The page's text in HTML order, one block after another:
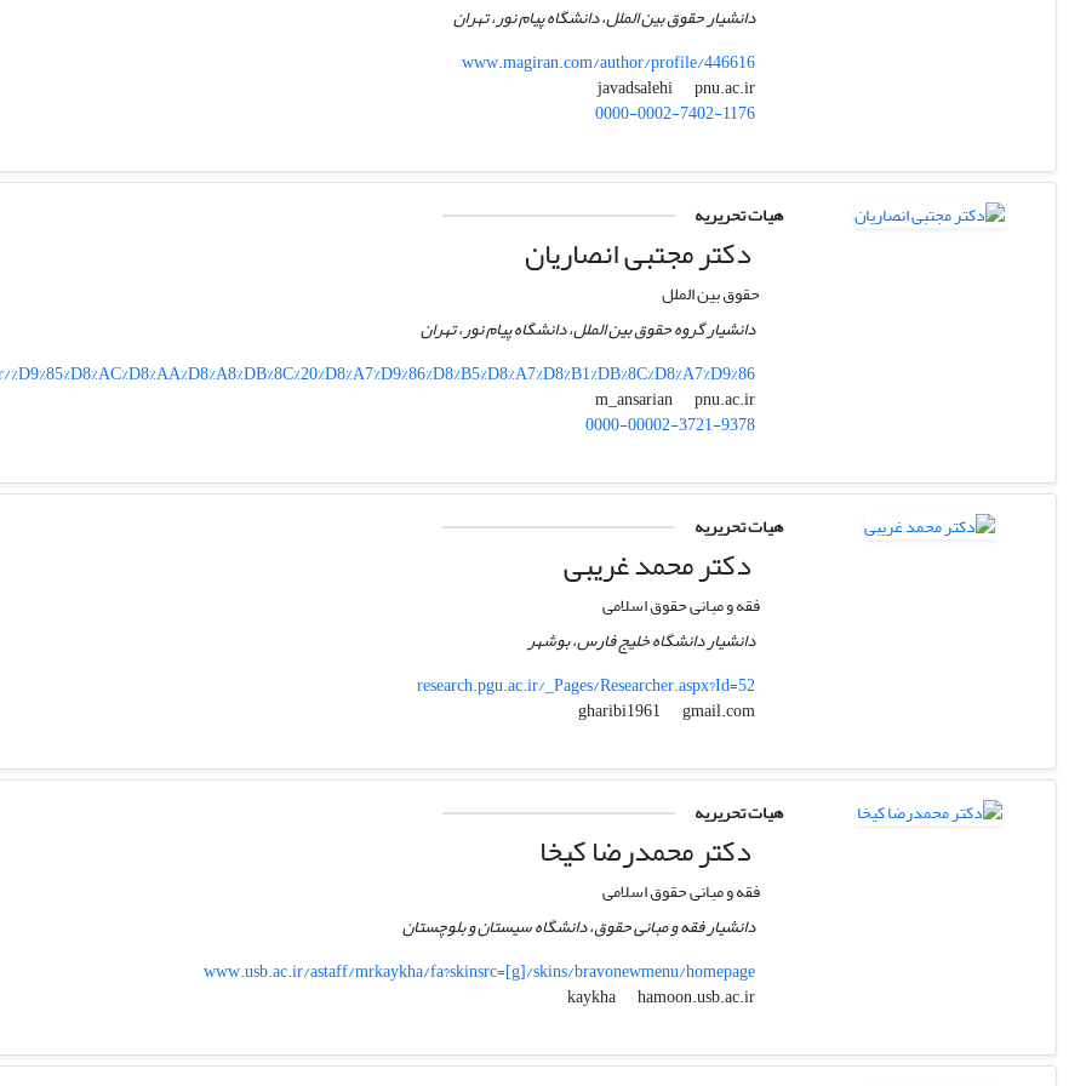
دانشیار حقوق بین الملل، دانشگاه پیام نور، تهران
www.magiran.com/author/profile/446616
javadsalehi
pnu.ac.ir
0000-0002-7402-1176
هیات تحریریه
دکتر مجتبی انصاریان
حقوق بین الملل
دانشیار گروه حقوق بین الملل، دانشگاه پیام نور، تهران
m_ansarian
pnu.ac.ir
0000-00002-3721-9378
هیات تحریریه
دکتر محمد غریبی
فقه و مبانی حقوق اسلامی
دانشیار دانشگاه خلیج فارس، بوشهر
research.pgu.ac.ir/_Pages/Researcher.aspx?Id=52
gharibi1961
gmail.com
هیات تحریریه
دکتر محمدرضا کیخا
فقه و مبانی حقوق اسلامی
دانشیار فقه و مبانی حقوق، دانشگاه سیستان و بلوچستان
www.usb.ac.ir/astaff/mrkaykha/fa?skinsrc=[g]/skins/bravonewmenu/homepage
kaykha
hamoon.usb.ac.ir